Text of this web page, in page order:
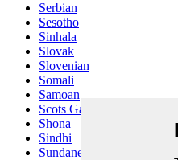
Serbian
Sesotho
Sinhala
Slovak
Slovenian
Somali
Samoan
Scots Gaelic
Shona
Sindhi
Sundanese